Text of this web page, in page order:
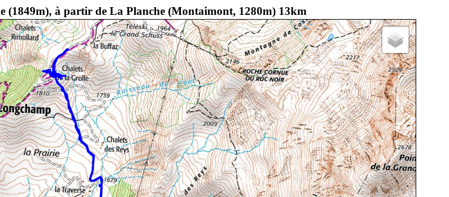
(1849m), à partir de La Planche (Montaimont, 1280m) 13km